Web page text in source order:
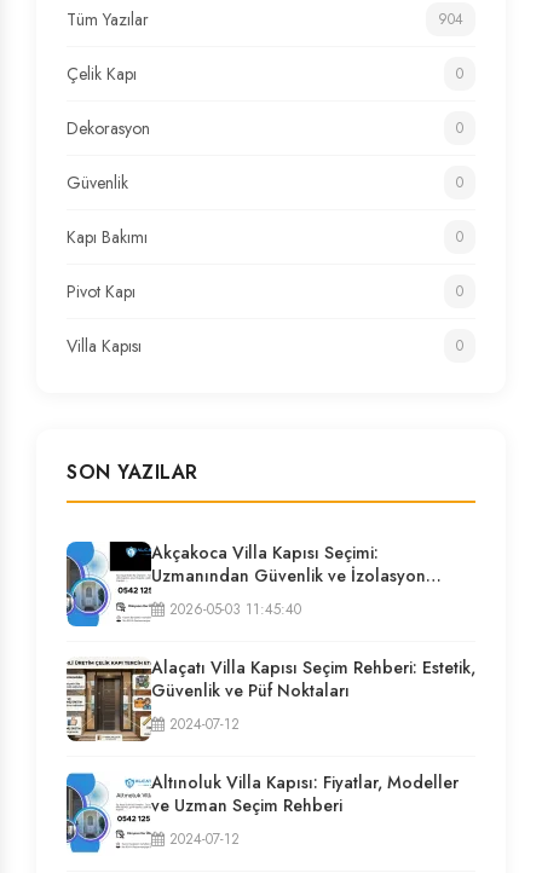
Tüm Yazılar 904
Çelik Kapı 0
Dekorasyon 0
Güvenlik 0
Kapı Bakımı 0
Pivot Kapı 0
Villa Kapısı 0
SON YAZILAR
Akçakoca Villa Kapısı Seçimi:
Uzmanından Güvenlik ve İzolasyon
Rehberi
2026-05-03 11:45:40
Alaçatı Villa Kapısı Seçim Rehberi: Estetik,
Güvenlik ve Püf Noktaları
2024-07-12
Altınoluk Villa Kapısı: Fiyatlar, Modeller
ve Uzman Seçim Rehberi
2024-07-12